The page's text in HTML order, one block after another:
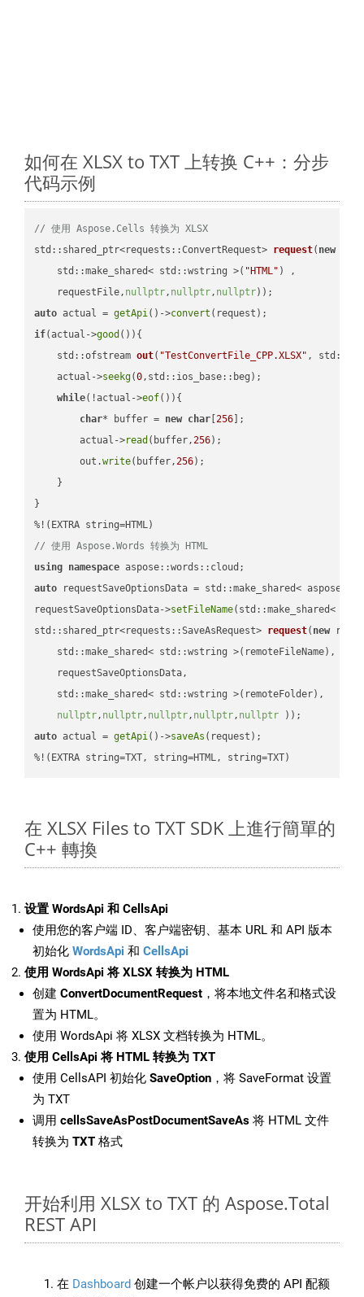
如何在 XLSX to TXT 上转换 C++：分步
代码示例
// 使用 Aspose.Cells 转换为 XLSX
std::shared_ptr<requests::ConvertRequest> request( new
    std::make_shared< std::wstring >(
"HTML" ) ,
    requestFile,
nullptr, nullptr, nullptr))
auto actual = getApi()->convert
if(actual->good ()){
std::ofstream out( "TestConvertFile_CPP.XLSX" ,
    actual->
seekg(0,std::ios_base::beg);
while(!actual->eof()){
char* buffer = new char [256 ];
        actual->
read (buffer,256);
        out.
write(buffer,256);
    }
}
// 使用 Aspose.Words 转换为 HTML
using namespace
auto requestSaveOptionsData = std::make_shared<
requestSaveOptionsData->setFileName(std::make_shared<
std::shared_ptr<requests::SaveAsRequest> request( new
    std::make_shared< std::wstring >(remoteFileName),
    requestSaveOptionsData,
    std::make_shared< std::wstring >(remoteFolder),
nullptr, nullptr, nullptr, nullptr, nullptr ))
auto actual = getApi()->saveAs (request);
%!(EXTRA string=TXT, string=HTML, string=TXT)
在 XLSX Files to TXT SDK 上進行簡單的
C++ 轉換
设置 WordsApi 和 CellsApi
使用您的客户端 ID、客户端密钥、基本 URL 和 API 版本
初始化 WordsApi 和 CellsApi
使用 WordsApi 将 XLSX 转换为 HTML
创建 ConvertDocumentRequest ，将本地文件名和格式设
置为 HTML。
使用 WordsApi 将 XLSX 文档转换为 HTML。
使用 CellsApi 将 HTML 转换为 TXT
使用 CellsAPI 初始化 SaveOption ，将 SaveFormat 设置
为 TXT
调用 cellsSaveAsPostDocumentSaveAs 将 HTML 文件
转换为 TXT 格式
开始利用 XLSX to TXT 的 Aspose.Total
REST API
在 Dashboard 创建一个帐户以获得免费的 API 配额